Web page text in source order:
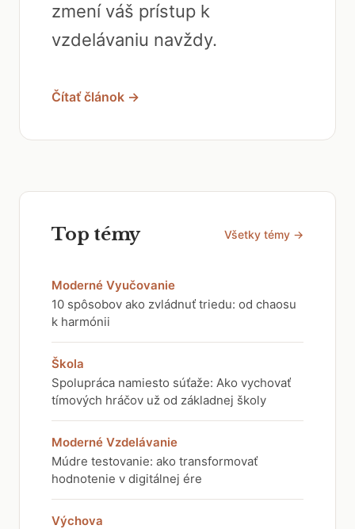
zmení váš prístup k
vzdelávaniu navždy.
Čítať článok →
Top témy Všetky témy →
Moderné Vyučovanie
10 spôsobov ako zvládnuť triedu: od chaosu
k harmónii
Škola
Spolupráca namiesto súťaže: Ako vychovať
tímových hráčov už od základnej školy
Moderné Vzdelávanie
Múdre testovanie: ako transformovať
hodnotenie v digitálnej ére
Výchova